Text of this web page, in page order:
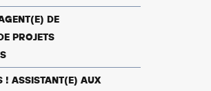
DE
PROJETS
! ASSISTANT(E) AUX